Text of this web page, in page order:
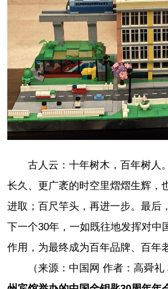
古人云：十年树木，百年树人
长久、更广袤的时空里熠熠生辉，
进取；百尺竿头，再进一步。最后
下一个30年，一如既往地发挥对中
作用，为最终成为百年品牌、百年
（来源：中国网 作者：高舜礼